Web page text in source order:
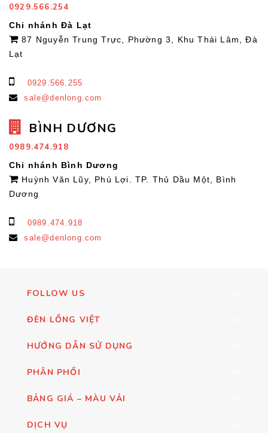
0929.566.254
Chi nhánh Đà Lạt
87 Nguyễn Trung Trực, Phường 3, Khu Thái Lâm, Đà
Lạt
0929.566.255
sale@denlong.com
BÌNH DƯƠNG
0989.474.918
Chi nhánh Bình Dương
Huỳnh Văn Lũy, Phú Lợi. TP. Thủ Dầu Một, Bình
Dương
0989.474.918
sale@denlong.com
FOLLOW US
ĐÈN LỒNG VIỆT
HƯỚNG DẪN SỬ DỤNG
PHÂN PHỐI
BẢNG GIÁ – MÀU VẢI
DỊCH VỤ